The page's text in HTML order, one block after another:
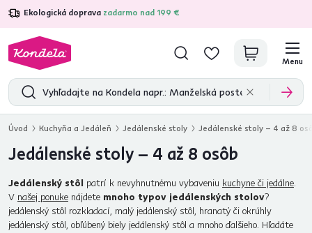
Ekologická doprava zadarmo nad 199 €
4,7 31 285overených produktových recenzií
Menu
Úvod Kuchyňa a Jedáleň Jedálenské stoly Jedálenské stoly – 4 až 8
Jedálenské stoly – 4 až 8 osôb
Jedálenský stôl patrí k nevyhnutnému vybaveniu kuchyne či jedálne.
V našej ponuke nájdete mnoho typov jedálenských stolov?
jedálenský stôl rozkladací, malý jedálenský stôl, hranatý či okrúhly
jedálenský stôl, obľúbený biely jedálenský stôl a mnoho ďalšieho. Hľadáte